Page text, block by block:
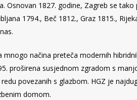
1827. godine, Zagreb se
1794., Beč 1812., Graz 1815.,
načina preteča modernih
proširena susjednom zgradom s
povezanih s glazbom. HGZ je
domom.